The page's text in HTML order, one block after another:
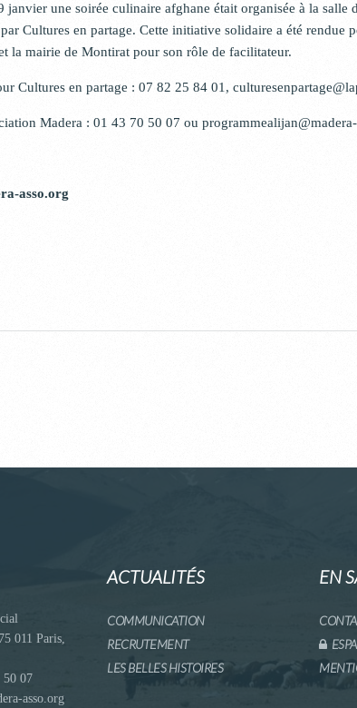
janvier une soirée culinaire afghane était organisée à la salle
Cultures en partage. Cette initiative solidaire a été rendue
la mairie de Montirat pour son rôle de facilitateur.
Cultures en partage : 07 82 25 84 01,
Madera : 01 43 70 50 07 ou
asso.org
011 Paris,
50 07
asso.org
ACTUALITÉS
COMMUNICATION
RECRUTEMENT
LES BELLES HISTOIRES
EN